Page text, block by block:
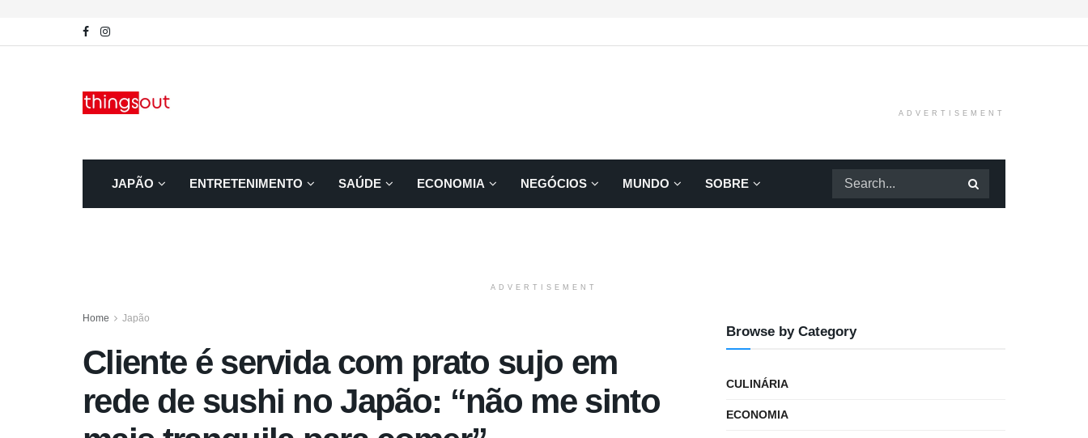
ADVERTISEMENT
JAPÃO ENTRETENIMENTO SAÚDE ECONOMIA NEGÓCIOS MUNDO SOBRE
ADVERTISEMENT
Home Japão
Cliente é servida com prato sujo em
rede de sushi no Japão: “não me sinto
Browse by Category
CULINÁRIA
ECONOMIA